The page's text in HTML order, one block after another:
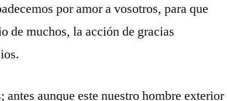
por amor a vosotros, para que
de muchos, la acción de gracias
antes aunque este nuestro hombre exterior